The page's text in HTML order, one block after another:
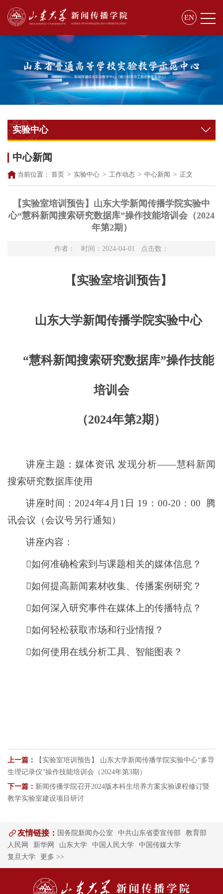
EN
实验中心
中心新闻
当前位置： 首页 > 实验中心 > 工作动态 > 中心新闻 > 正文
【实验室培训预告】山东大学新闻传播学院实验中
心“慧科新闻搜索研究数据库”操作技能培训会（2024
年第2期）
作者： 时间：2024-04-01 点击数：
【实验室培训预告】
山东大学新闻传播学院实验中心
“慧科新闻搜索研究数据库”操作技能
培训会
（2024年第2期 ）
讲座主题：媒体资讯 发现分析——慧科新闻
搜索研究数据库使用
讲座时间： 2024年4月1日 19：00-20：00 腾
讯会议（会议号另行通知）
讲座内容：
如何准确检索到与课题相关的媒体信息？
如何提高新闻素材收集、传播案例研究？
如何深入研究事件在媒体上的传播特点？
如何轻松获取市场和行业情报？
如何使用在线分析工具、智能图表？
上一篇：
【实验室培训预告】 山东大学新闻传播学院实验中心“多导
生理记录仪”操作技能培训会（2024年第3期）
下一篇： 新闻传播学院召开2024版本科生培养方案实验课程修订暨
教学实验室建设项目研讨
友情链接： 国务院新闻办公室 中共山东省委宣传部
教育部
人民网
新华网 山东大学 中国人民大学
中国传媒大学
复旦大学
更多 >>